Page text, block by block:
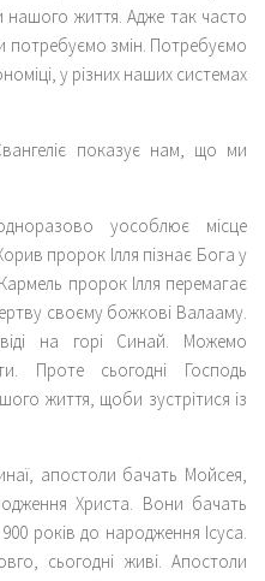
нашого життя. Адже так часто
змін. Потребуємо
у різних наших системах
показує нам, що ми
уособлює місце
пророк Ілля пізнає Бога у
пророк Ілля перемагає
своєму божкові Валааму.
на горі Синай. Можемо
Проте сьогодні Господь
життя, щоби зустрітися із
апостоли бачать Мойсея,
Христа. Вони бачать
років до народження Ісуса.
сьогодні живі. Апостоли